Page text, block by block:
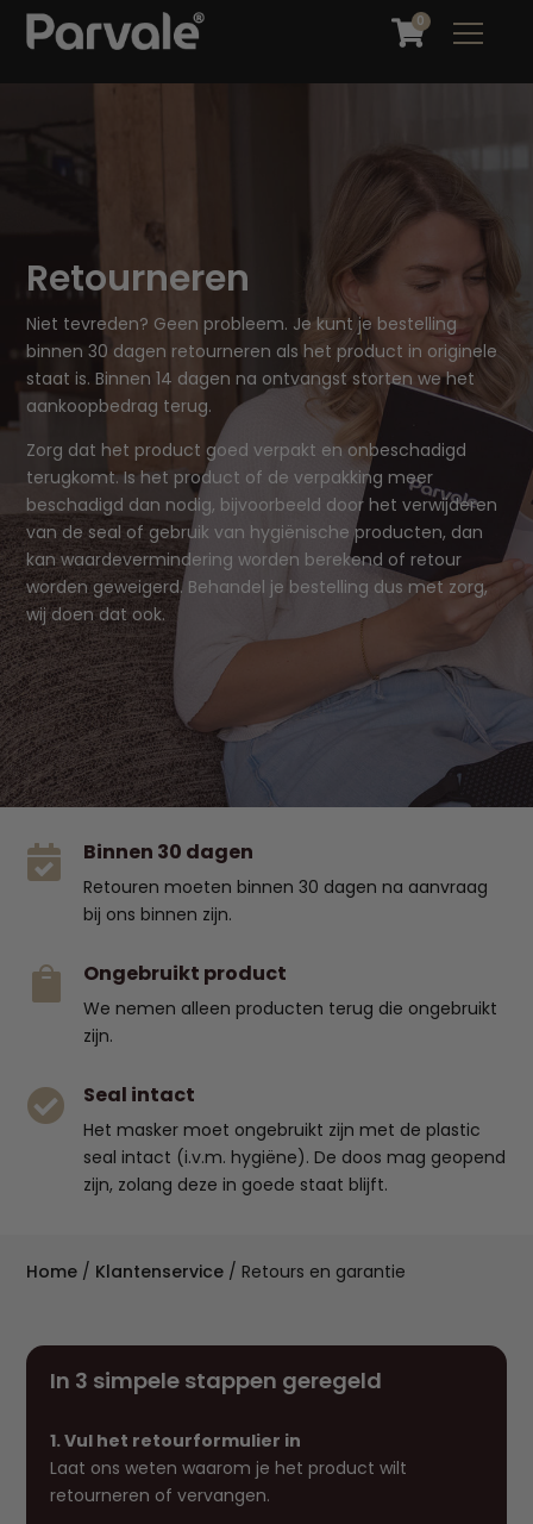
0
Retourneren
Niet tevreden? Geen probleem. Je kunt je bestelling
binnen 30 dagen retourneren als het product in originele
staat is. Binnen 14 dagen na ontvangst storten we het
aankoopbedrag terug.
Zorg dat het product goed verpakt en onbeschadigd
terugkomt. Is het product of de verpakking meer
beschadigd dan nodig, bijvoorbeeld door het verwijderen
van de seal of gebruik van hygiënische producten, dan
kan waardevermindering worden berekend of retour
worden geweigerd. Behandel je bestelling dus met zorg,
wij doen dat ook.
 Binnen 30 dagen
Retouren moeten binnen 30 dagen na aanvraag
bij ons binnen zijn.
 Ongebruikt product
We nemen alleen producten terug die ongebruikt
zijn.
 Seal intact
Het masker moet ongebruikt zijn met de plastic
seal intact (i.v.m. hygiëne). De doos mag geopend
zijn, zolang deze in goede staat blijft.
Home / Klantenservice / Retours en garantie
In 3 simpele stappen geregeld
1. Vul het retourformulier in
Laat ons weten waarom je het product wilt
retourneren of vervangen.